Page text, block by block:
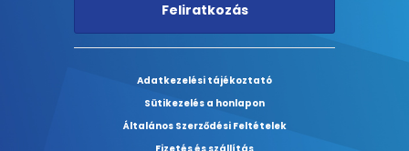
Feliratkozás
Adatkezelési tájékoztató
Sütikezelés a honlapon
Általános Szerződési Feltételek